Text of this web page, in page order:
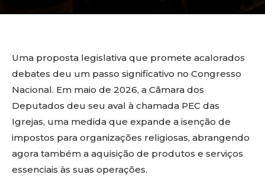
Uma proposta legislativa que promete acalorados
debates deu um passo significativo no Congresso
Nacional. Em maio de 2026, a Câmara dos
Deputados deu seu aval à chamada PEC das
Igrejas, uma medida que expande a isenção de
impostos para organizações religiosas, abrangendo
agora também a aquisição de produtos e serviços
essenciais às suas operações.